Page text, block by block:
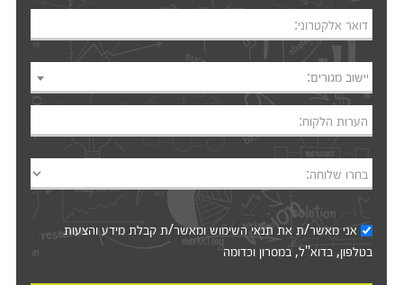
דואר אלקטרוני:
יישוב מגורים:
הערות הלקוח:
בחרו שלוחה:
אני מאשר/ת אתתנאי השימושומאשר/ת קבלת מידע והצעות
בטלפון, בדוא"ל, במסרון וכדומה‎‎